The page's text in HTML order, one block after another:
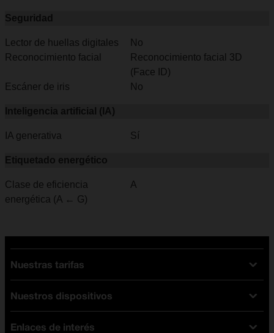
Seguridad
Lector de huellas digitales
No
Reconocimiento facial
Reconocimiento facial 3D
(Face ID)
Escáner de iris
No
Inteligencia artificial (IA)
IA generativa Sí
Etiquetado energético
Clase de eficiencia
energética (A ← G)
A
Nuestras tarifas
Tarifas Orange
Tarifas fibra y móvil
Nuestros dispositivos
Ofertas en móviles
Enlaces de interés